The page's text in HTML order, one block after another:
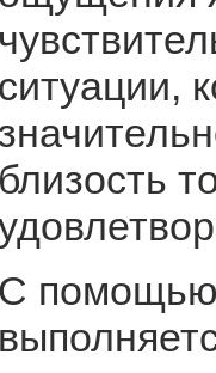
ситуации,
близость
С помощью